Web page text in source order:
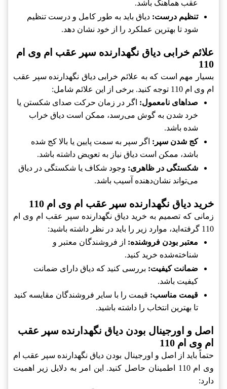
عقب هماهنگ باشد.
تنظیم درست: دیاق باید به طور کامل و درست تنظیم
شود تا بهترین عملکرد را از خود نشان دهد.
علائم خرابی دیاق نگهدارنده سپر عقب ام وی ام
110
بسیار مهم است که به علائم خرابی دیاق نگهدارنده سپر عقب
ام وی ام 110 توجه کنید. برخی از این علائم شامل:
صداهای نامعمول: اگر در زمان حرکت صدای شکستن یا
خرد شدن به گوش می‌رسد، ممکن است دیاق خراب
شده باشد.
کج شدن سپر: اگر سپر به سمت پایین یا بالا کج شده
باشد، ممکن است دیاق نیاز به تعویض داشته باشد.
شکستگی در ظاهری: وجود شکاف یا شکستگی در دیاق
می‌تواند نشان‌دهنده آسیب باشد.
خرید دیاق نگهدارنده سپر عقب ام وی ام 110
زمانی که تصمیم به خرید دیاق نگهدارنده سپر عقب ام وی ام
110 گرفته‌اید، موارد زیر را باید در نظر داشته باشید:
معتبر بودن فروشنده: از فروشندگان معتبر و
شناخته‌شده خرید کنید.
ضمانت کیفیت: بررسی کنید که دیاق دارای ضمانت
کیفیت باشد.
قیمت مناسب: قیمت را با سایر فروشندگان مقایسه کنید
تا بهترین انتخاب را داشته باشید.
اصل و اورجینال بودن دیاق نگهدارنده سپر عقب
ام وی ام 110
حتماً باید از اصل و اورجینال بودن دیاق نگهدارنده سپر عقب ام
وی ام 110 اطمینان حاصل کنید. این امر به دلایل زیر اهمیت
دارد: